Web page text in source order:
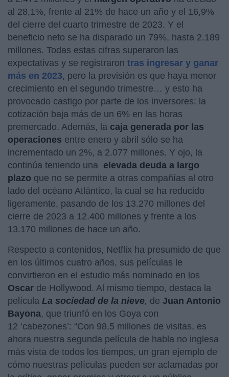
al 28,1%, frente al 21% de hace un año y el 16,9%
del cierre del cuarto trimestre de 2023. Y el
beneficio neto se ha disparado un 79%, hasta 2.189
millones. Todas estas cifras superaron las
expectativas y se registraron tras ingresar y ganar
más en 2023, pero la previsión es que haya menor
crecimiento en el segundo trimestre… y esto ha
provocado castigo por parte de los inversores: la
cotización baja más de un 6% en las horas
premercado. Además, la caja generada por las
operaciones entre enero y abril sólo se ha
incrementado un 2%, a 2.077 millones. Y ojo, la
continúa teniendo una elevada deuda a largo
plazo que no se permite a otras compañías al otro
lado del océano Atlántico, la cual se ha reducido
ligeramente, pasando de los 13.270 millones del
cierre de 2023 a 12.400 millones y frente a los
13.170 millones de hace un año.
Respecto a contenidos, Netflix ha presumido de que
en los últimos cuatro años, sus películas le
convirtieron en el estudio más nominado en los
Oscar de Hollywood. Al mismo tiempo, destaca la
película La sociedad de la nieve, de Juan Antonio
Bayona, que triunfó en los Goya con
12 ‘cabezones’: “Con 98,5 millones de visitas, es
ahora nuestra segunda película de habla no inglesa
más vista de todos los tiempos, un gran ejemplo de
cómo nuestras películas pueden ser aclamadas por